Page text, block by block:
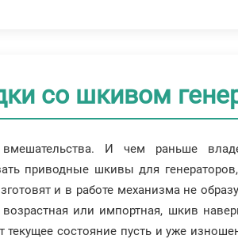
со шкивом
И чем раньше
приводные шкивы для
и в работе механизма не
или импортная, шкив
текущее состояние пусть и уже